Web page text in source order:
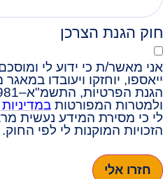
חוק הגנת הצרכן
אני מאשר/ת כי ידוע לי
ייאספו, יוחזקו ויעובדו
ולמטרות המפורטות
לי כי מסירת המידע נעשית
הזכויות המוקנות לי לפי החוק.
חזרו אלי